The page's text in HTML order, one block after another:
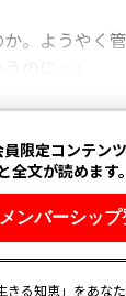
。ようやく